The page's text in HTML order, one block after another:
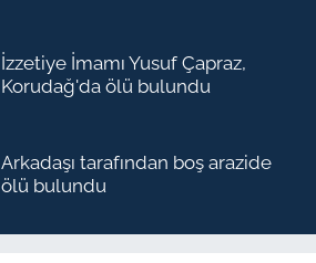
İzzetiye İmamı Yusuf Çapraz,
Korudağ'da ölü bulundu
Arkadaşı tarafından boş arazide
ölü bulundu